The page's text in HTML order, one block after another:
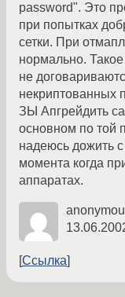
password". Это
при попытках
сетки. При
нормально.
не
некриптованных
ЗЫ Апгрейдить
основном по той
надеюсь дожить
момента когда
аппаратах.
Ссылка